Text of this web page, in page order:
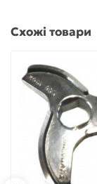
Схожі товари